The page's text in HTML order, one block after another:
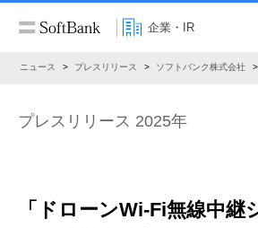
企業・IR
ニュース プレスリリース ソフトバンク株式会社
プレスリリース 2025年
「ドローンWi-Fi無線中継